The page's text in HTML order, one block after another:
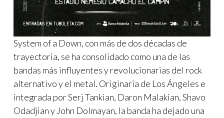
System of a Down, con más de dos décadas de
trayectoria, se ha consolidado como una de las
bandas más influyentes y revolucionarias del rock
alternativo y el metal. Originaria de Los Ángeles e
integrada por Serj Tankian, Daron Malakian, Shavo
Odadjian y John Dolmayan, la banda ha dejado una